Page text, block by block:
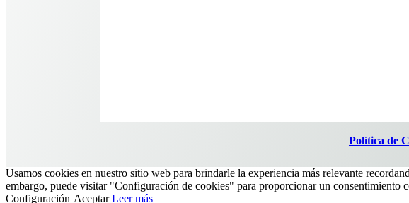
Política de
Usamos cookies en nuestro sitio web para brindarle la experiencia más relevante
embargo, puede visitar "Configuración de cookies" para proporcionar un consentimiento
Configuración Aceptar Leer más